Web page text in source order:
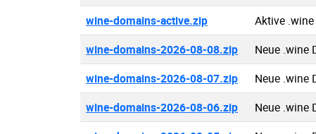
wine-domains-active.zip Aktive
wine-domains-2026-08-08.zip Neue .wine
wine-domains-2026-08-07.zip Neue .wine
wine-domains-2026-08-06.zip Neue .wine